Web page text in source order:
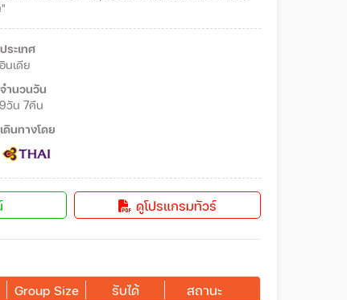
"
ประเทศ
อินเดีย
จำนวนวัน
9วัน 7คืน
เดินทางโดย
ดูโปรแกรมทัวร์
Group Size รับได้ สถานะ